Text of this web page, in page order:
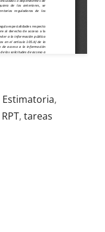
Estimatoria,
RPT, tareas